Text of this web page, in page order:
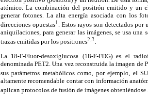
atómico. La combinación del positrón emitido y un
generar fotones. La alta energía asociada con los
direcciones opuestas1 . Estos rayos son detectados
aniquilaciones, para generar las imágenes, se usa
trazas emitidas por los positrones2,3.
La 18-F-Fluor-desoxiglucosa (18-F-FDG) es el
denominada PET2. Una vez reconstruida la imagen de
sus parámetros metabólicos como, por ejemplo, el
altamente recomendable contar con información
aplican protocolos de fusión de imágenes